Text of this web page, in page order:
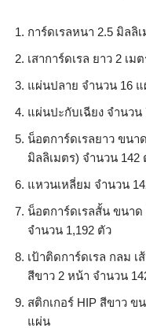
การ์ดเรลหนา 2.5 มิลลิ
เสาการ์ดเรล ยาว 2 เ
แผ่นปลาย จำนวน 16
แผ่นปะกับเฉียง จำนวน
น็อตการ์ดเรลยาว ขนา
มิลลิเมตร) จำนวน 142
แหวนเหลี่ยม จำนวน
น็อตการ์ดเรลสั้น ขนาด
จำนวน 1,192 ตัว
เป้าติดการ์ดเรล กลม เ
สีขาว 2 หน้า จำนวน
สติกเกอร์ HIP สีขาว ข
แผ่น